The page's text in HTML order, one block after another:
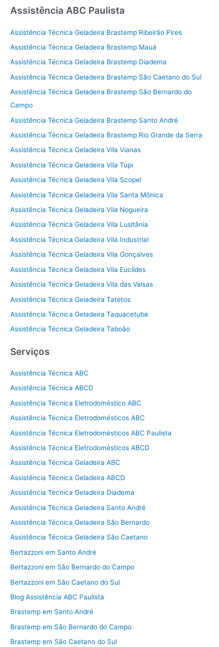
Assistência ABC Paulista
Assistência Técnica Geladeira Brastemp Ribeirão Pires
Assistência Técnica Geladeira Brastemp Mauá
Assistência Técnica Geladeira Brastemp Diadema
Assistência Técnica Geladeira Brastemp São Caetano do Sul
Assistência Técnica Geladeira Brastemp São Bernardo do
Campo
Assistência Técnica Geladeira Brastemp Santo André
Assistência Técnica Geladeira Brastemp Rio Grande da Serra
Assistência Técnica Geladeira Vila Vianas
Assistência Técnica Geladeira Vila Tupi
Assistência Técnica Geladeira Vila Scopel
Assistência Técnica Geladeira Vila Santa Mônica
Assistência Técnica Geladeira Vila Nogueira
Assistência Técnica Geladeira Vila Lusitânia
Assistência Técnica Geladeira Vila Industrial
Assistência Técnica Geladeira Vila Gonçalves
Assistência Técnica Geladeira Vila Euclídes
Assistência Técnica Geladeira Vila das Valsas
Assistência Técnica Geladeira Tatetos
Assistência Técnica Geladeira Taquacetuba
Assistência Técnica Geladeira Taboão
Serviços
Assistência Técnica ABC
Assistência Técnica ABCD
Assistência Técnica Eletrodoméstico ABC
Assistência Técnica Eletrodomésticos ABC
Assistência Técnica Eletrodomésticos ABC Paulista
Assistência Técnica Eletrodomésticos ABCD
Assistência Técnica Geladeira ABC
Assistência Técnica Geladeira ABCD
Assistência Técnica Geladeira Diadema
Assistência Técnica Geladeira Santo André
Assistência Técnica Geladeira São Bernardo
Assistência Técnica Geladeira São Caetano
Bertazzoni em Santo André
Bertazzoni em São Bernardo do Campo
Bertazzoni em São Caetano do Sul
Blog Assistência ABC Paulista
Brastemp em Santo André
Brastemp em São Bernardo do Campo
Brastemp em São Caetano do Sul